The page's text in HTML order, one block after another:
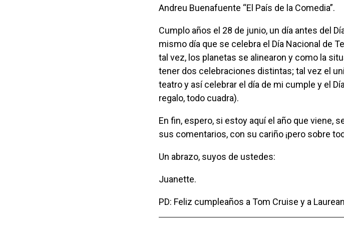
Andreu Buenafuente “El País de la Comedia”.
Cumplo años el 28 de junio, un día antes del Día del Periodista en Venezuela y el
mismo día que se celebra el Día Nacional de
tal vez, los planetas se alinearon y como la
tener dos celebraciones distintas; tal vez el
teatroy así celebrar el día de mi cumple y el
regalo, todo cuadra).
En fin, espero, si estoy aquí el año que viene, seguir contando con su atención, con
sus comentarios, con su cariño ¡pero sobre
Un abrazo, suyos de ustedes:
Juanette.
PD: Feliz cumpleaños a Tom Cruise y a